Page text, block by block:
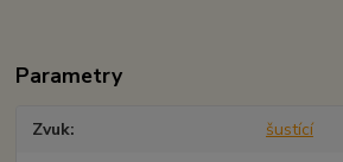
Parametry
Zvuk šustící